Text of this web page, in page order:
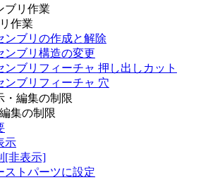
ブリ作業
作業
ンブリの作成と解除
ンブリ構造の変更
ンブリフィーチャ 押し出しカット
ンブリフィーチャ 穴
・編集の制限
集の制限
示
[非表示]
ストパーツに設定